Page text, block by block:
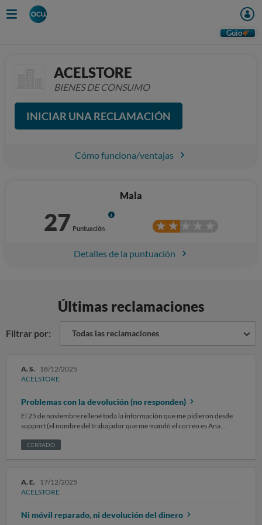
Guio
ACELSTORE
BIENES DE CONSUMO
INICIAR UNA RECLAMACIÓN
Cómo funciona/ventajas
Mala
27 Puntuación
Info
Detalles de la puntuación
Últimas reclamaciones
Filtrar por: Todas las reclamaciones
A. S. 18/12/2025
ACELSTORE
Problemas con la devolución (no responden)
El 25 de noviembre rellené toda la información que me pidieron desde
support (el nombre del trabajador que me mandó el correo es Ana
mandado información sobre cuando se pasará a recoger el teléfono, y
devolución y el debido reembolso del dinero.
CERRADO
A. E. 17/12/2025
ACELSTORE
Ni móvil reparado, ni devolución del dinero